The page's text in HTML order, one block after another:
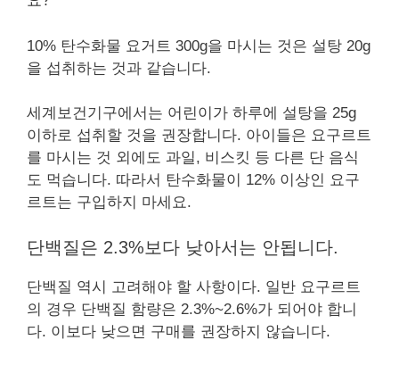
10% 탄수화물 요거트 300g을 마시는 것은 설탕 20g
을 섭취하는 것과 같습니다.
세계보건기구에서는 어린이가 하루에 설탕을 25g
이하로 섭취할 것을 권장합니다. 아이들은 요구르트
를 마시는 것 외에도 과일, 비스킷 등 다른 단 음식
도 먹습니다. 따라서 탄수화물이 12% 이상인 요구
르트는 구입하지 마세요.
단백질은 2.3%보다 낮아서는 안됩니다.
단백질 역시 고려해야 할 사항이다. 일반 요구르트
의 경우 단백질 함량은 2.3%~2.6%가 되어야 합니
다. 이보다 낮으면 구매를 권장하지 않습니다.